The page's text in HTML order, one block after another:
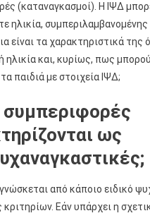
(καταναγκασμοί). Η ΙΨΔ
ηλικία, συμπεριλαμβανομένης
είναι τα χαρακτηριστικά της
ηλικία και, κυρίως, πως
παιδιά με στοιχεία ΙΨΔ;
συμπεριφορές
ως
από κάποιο ειδικό
κριτηρίων. Εάν υπάρχει η